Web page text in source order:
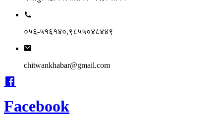
०५६-५१६१४०,९८५५०४८४४९
chitwankhabar@gmail.com
Facebook